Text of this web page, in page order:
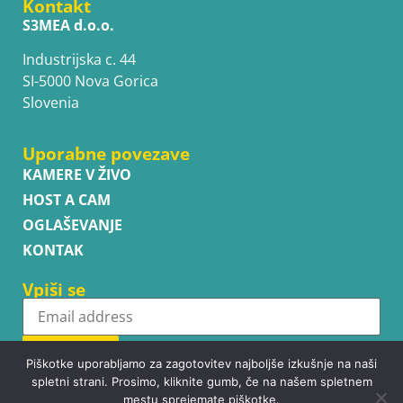
Kontakt
S3MEA d.o.o.
Industrijska c. 44
SI-5000 Nova Gorica
Slovenia
Uporabne povezave
KAMERE V ŽIVO
HOST A CAM
OGLAŠEVANJE
KONTAK
Vpiši se
Subscribe
Piškotke uporabljamo za zagotovitev najboljše izkušnje na naši
spletni strani. Prosimo, kliknite gumb, če na našem spletnem
mestu sprejemate piškotke.